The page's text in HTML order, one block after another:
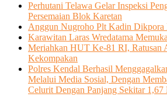
Perhutani Telawa Gelar Inspeksi
Persemaian Blok Karetan
Anggun Nugroho Plt Kadin Dikpora
Karawitan Laras Wredatama
Meriahkan HUT Ke-81 RI, Ratusan
Kekompakan
Polres Kendal Berhasil
Melalui Media Sosial, Dengan
Celurit Dengan Panjang Sekitar 1,67